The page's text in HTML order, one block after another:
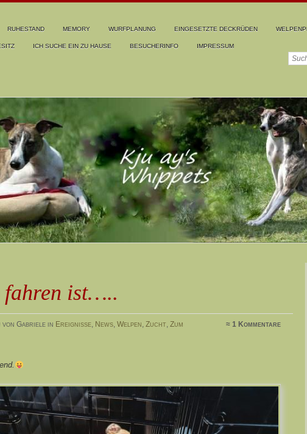
RUHESTAND MEMORY WURFPLANUNG EINGESETZTE DECKRÜDEN
ICH SUCHE EIN ZU HAUSE BESUCHERINFO IMPRESSUM
fahren ist…..
von Gabriele in Ereignisse, News, Welpen, Zucht, Zum
≈ 1 Kommentare